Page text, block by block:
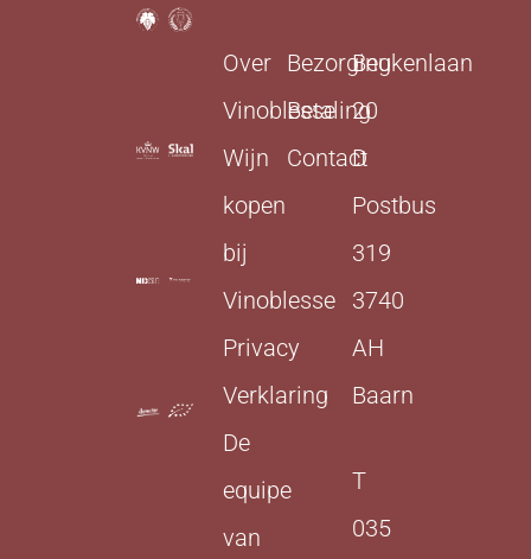
Over
Vinoblesse
Wijn
kopen
bij
Vinoblesse
Privacy
Verklaring
De
equipe
van
Bezorging
Betaling
Contact
Beukenlaan
20
D
Postbus
319
3740
AH
Baarn
T
035